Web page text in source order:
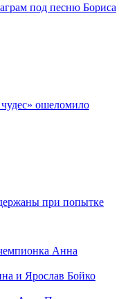
под песню Бориса
ошеломило
при попытке
Анна
и Ярослав Бойко